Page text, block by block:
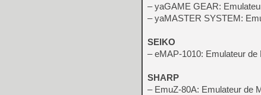
– yaGAME GEAR:
– yaMASTER SYSTEM:
SEIKO
– eMAP-1010: Emulateur
SHARP
– EmuZ-80A: Emulateur de